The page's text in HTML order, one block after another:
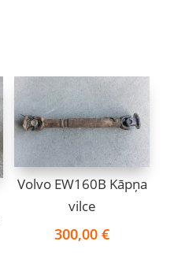
Volvo EW160B Kāpņa
vilce
300,00€